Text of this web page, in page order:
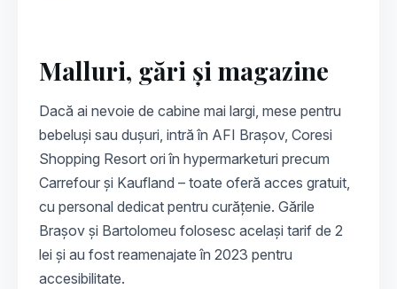
Malluri, gări și magazine
Dacă ai nevoie de cabine mai largi, mese pentru
bebeluși sau dușuri, intră în AFI Brașov, Coresi
Shopping Resort ori în hypermarketuri precum
Carrefour și Kaufland – toate oferă acces gratuit,
cu personal dedicat pentru curățenie. Gările
Brașov și Bartolomeu folosesc același tarif de 2
lei și au fost reamenajate în 2023 pentru
accesibilitate.